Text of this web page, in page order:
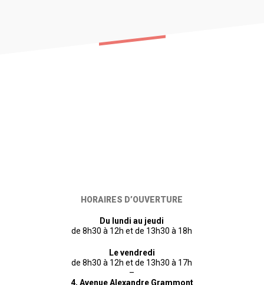
HORAIRES D’OUVERTURE
Du lundi au jeudi
de 8h30 à 12h et de 13h30 à 18h
Le vendredi
de 8h30 à 12h et de 13h30 à 17h
–
4, Avenue Alexandre Grammont